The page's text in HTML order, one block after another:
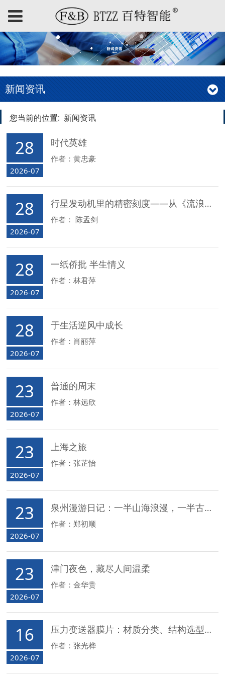
新闻资讯
您当前的位置: 新闻资讯
28
2026-07
时代英雄
作者：黄忠豪
28
2026-07
行星发动机里的精密刻度——从《流浪地球》看化工仪控人的时代使命
作者： 陈孟剑
28
2026-07
一纸侨批 半生情义
作者：林君萍
28
2026-07
于生活逆风中成长
作者：肖丽萍
23
2026-07
普通的周末
作者：林远欣
23
2026-07
上海之旅
作者：张芷怡
23
2026-07
泉州漫游日记：一半山海浪漫，一半古城烟火
作者：郑初顺
23
2026-07
津门夜色，藏尽人间温柔
作者：金华贵
16
2026-07
压力变送器膜片：材质分类、结构选型与应用指南
作者：张光桦